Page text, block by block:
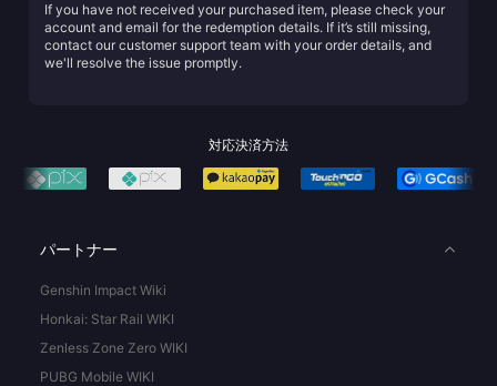
If you have not received your purchased item, please check your
account and email for the redemption details. If it’s still missing,
contact our customer support team with your order details, and
we'll resolve the issue promptly.
対応決済方法
パートナー
Genshin Impact Wiki
Honkai: Star Rail WIKI
Zenless Zone Zero WIKI
PUBG Mobile WIKI